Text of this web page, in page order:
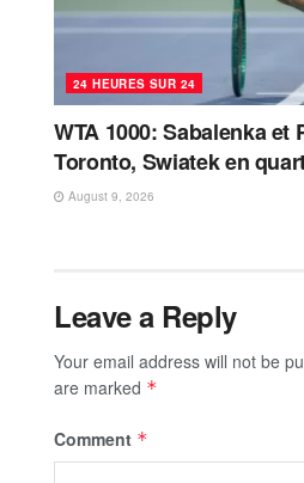
24 HEURES SUR 24
WTA 1000: Sabalenka et
Toronto, Swiatek en
August 9, 2026
Leave a Reply
Your email address will not be
are marked *
Comment *